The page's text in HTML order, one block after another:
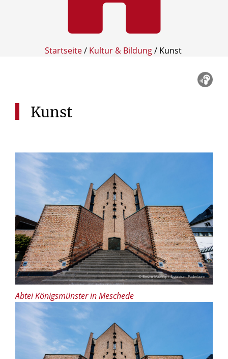
Startseite/ Kultur & Bildung/ Kunst
Kunst
© Besim Mazhiqi / Erzbistum Paderborn
Abtei Königsmünster in Meschede